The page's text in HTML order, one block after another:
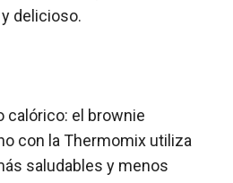
delicioso.
calórico: el brownie
con la Thermomix utiliza
saludables y menos